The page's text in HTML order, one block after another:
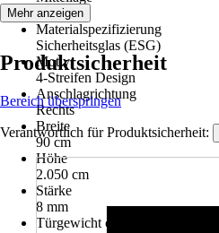
Glas
Materialspezifizierung
Sicherheitsglas (ESG)
Motiv
4-Streifen Design
Anschlagrichtung
Rechts
Breite
90 cm
Höhe
2.050 cm
Stärke
8 mm
Türgewicht ca.
Mehr anzeigen
Produktsicherheit
Bereich überspringen
Verantwortlich für Produktsicherheit: